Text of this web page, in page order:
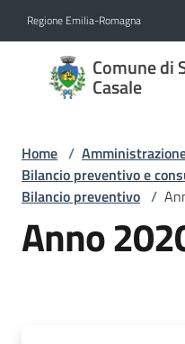
Regione Emilia-Romagna
Comune di
Casale
Comune
di San
in
Casale
Amministrazione
Home /
Bilancio preventivo e
Bilancio preventivo /
Anno